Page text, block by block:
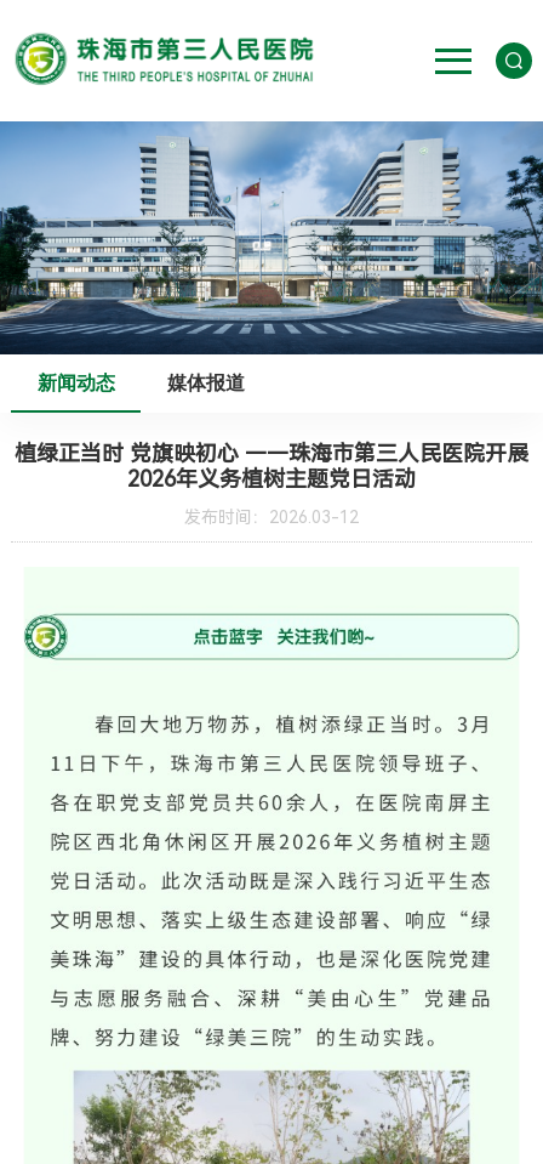
新闻动态 媒体报道
植绿正当时 党旗映初心 ——珠海市第三人民医院开展
2026年义务植树主题党日活动
发布时间：2026.03-12